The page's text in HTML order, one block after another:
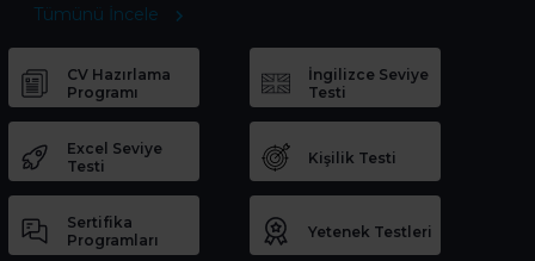
Tümünü İncele
CV Hazırlama
Programı
İngilizce Seviye
Testi
Excel Seviye
Testi
Kişilik Testi
Sertifika
Programları
Yetenek Testleri